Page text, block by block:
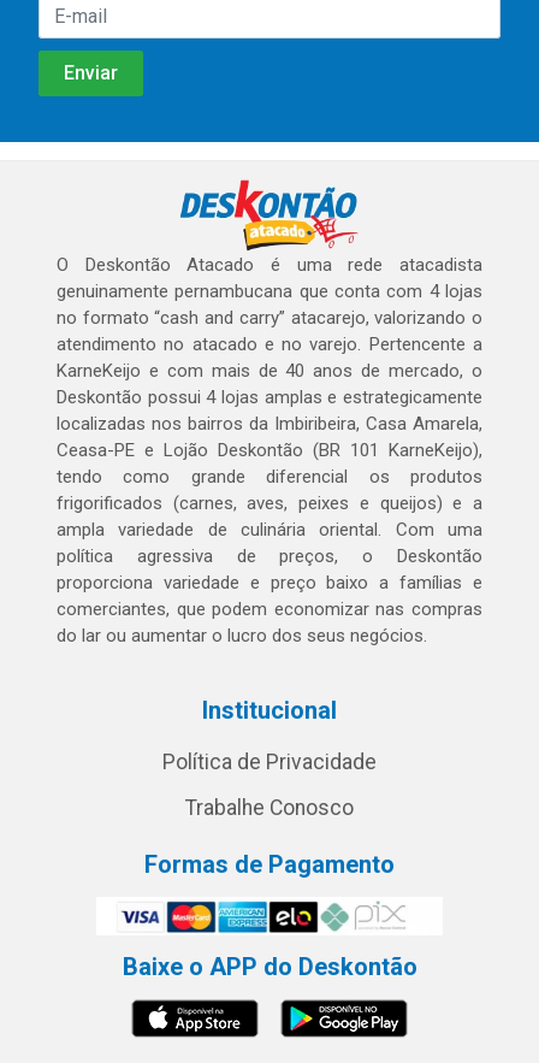
O Deskontão Atacado é uma rede atacadista
genuinamente pernambucana que conta com 4 lojas
no formato “cash and carry” atacarejo, valorizando o
atendimento no atacado e no varejo. Pertencente a
KarneKeijo e com mais de 40 anos de mercado, o
Deskontão possui 4 lojas amplas e estrategicamente
localizadas nos bairros da Imbiribeira, Casa Amarela,
Ceasa-PE e Lojão Deskontão (BR 101 KarneKeijo),
tendo como grande diferencial os produtos
frigorificados (carnes, aves, peixes e queijos) e a
ampla variedade de culinária oriental. Com uma
política agressiva de preços, o Deskontão
proporciona variedade e preço baixo a famílias e
comerciantes, que podem economizar nas compras
do lar ou aumentar o lucro dos seus negócios.
Institucional
Política de Privacidade
Trabalhe Conosco
Formas de Pagamento
Baixe o APP do Deskontão